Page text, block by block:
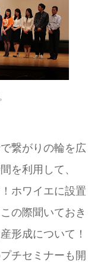
繋がりの輪を広
を利用して、
ホワイエに設置
の際聞いておき
形成について！
チセミナーも開